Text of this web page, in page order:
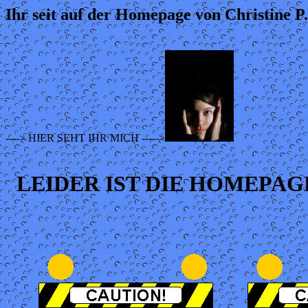
Ihr seit auf der Homepage von Christine
----> HIER SEHT IHR MICH ----->
LEIDER IST DIE